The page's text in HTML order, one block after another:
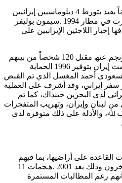
اﻟﺨﺎرﺟﯿﺔ اﻟﻔﻨﺰوﯾﻠﯿﺔ أﺻﺪرت ﺑﯿﺎﻧﺎً ﯾﻔﯿﺪ ﺑﺘﻮرط 4 دﺑﻠﻮﻣﺎﺳﯿﯿﻦ إﯾﺮاﻧﯿﯿﻦ
ﺑﺸﻜﻞ ﻣﺒﺎﺷﺮ ﺑﺎﻷﺣﺪاث اﻟﺘﻲ ﺟﺮت ﻓﻲ ﻣﻄﺎر 1994 .ﺳﯿﻤﻮن ﺑﻮﻟﯿﻔﺮ
إﺟﺒﺎر اﻟﻼﺟﺌﯿﻦ اﻹﯾﺮاﻧﯿﯿﻦ ﻋﻠﻰ
ﺗﻔﺠﯿﺮ أﺑﺮاج ﺳﻜﻨﯿﺔ ﻓﻲ اﻟﺨﺒﺮ، وﻧﺠﻢ ﻋﻨﮫ ﻣﻘﺘﻞ 120 ﺷﺨﺼﺎً ﻣﻦ ﺑﯿﻨﮭﻢ
19 ﻣﻦ اﻟﺠﻨﺴﯿﺔ اﻷﻣﺮﯾﻜﯿﺔ، وﻗﺎﻣﺖ إﯾﺮان ﺑﺘﻮﻓﯿﺮ 1996 اﻟﺤﻤﺎﯾﺔ
أﺣﻤﺪ اﻟﻤﻐﺴﻞ اﻟﺬي ﺗﻢ اﻟﻘﺒﺾ
ﺟﻮاز ﺳﻔﺮ إﯾﺮاﻧﻲ، وﻗﺪ أﺷﺮف ﻋﻠﻰ اﻟﻌﻤﻠﯿﺔ
ﻟﺪى اﻟﺒﺤﺮﯾﻦ ﺣﯿﻨﺬاك، ﻛﻤﺎ ﺗﻢ
ﻟﺒﻨﺎن وإﯾﺮان، وﺗﮭﺮﯾﺐ اﻟﻤﺘﻔﺠﺮات
ﷲ، واﻷدﻟﺔ ﻋﻠﻰ ذﻟﻚ ﻣﺘﻮﻓﺮة ﻟﺪى
ﻋﻠﻰ أراﺿﯿﮭﺎ، ﺑﻤﺎ ﻓﯿﮭﻢ
ﺳﻌﺪ ﺑﻦ ﻻدن، وﺳﯿﻒ اﻟﻌﺪل وآﺧﺮون وذﻟﻚ ﺑﻌﺪ 2001 .ھﺠﻤﺎت 11
رﻏﻢ اﻟﻤﻄﺎﻟﺒﺎت اﻟﻤﺴﺘﻤﺮة